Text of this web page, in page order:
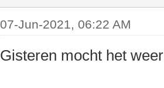
07-Jun-2021, 06:22 AM
Gisteren mocht het